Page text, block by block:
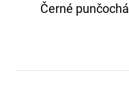
Černé